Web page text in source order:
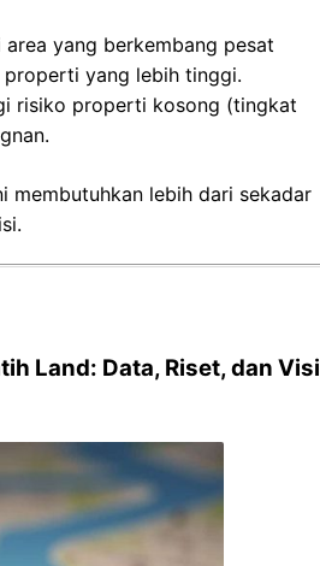
area yang berkembang pesat
yang lebih tinggi.
risiko properti kosong (tingkat
membutuhkan lebih dari sekadar
Land: Data, Riset, dan Visi